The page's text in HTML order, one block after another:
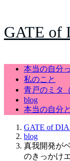
GATE of
本当の自分
私のこと
青戸のミタ
blog
本当の自分
GATE of
blog
真我開発が
のきっかけ